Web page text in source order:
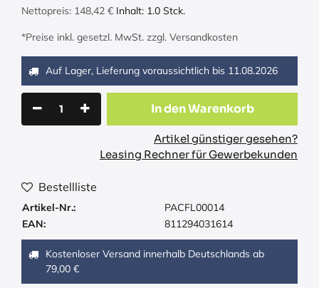
Nettopreis: 148,42 € Inhalt: 1.0 Stck.
*Preise inkl. gesetzl. MwSt. zzgl. Versandkosten
Auf Lager, Lieferung voraussichtlich bis 11.08.2026
In den Warenkorb
Artikel günstiger gesehen?
Leasing Rechner für Gewerbekunden
Bestellliste
Artikel-Nr.:
PACFL00014
EAN:
811294031614
Kostenloser Versand innerhalb Deutschlands ab
79,00 €